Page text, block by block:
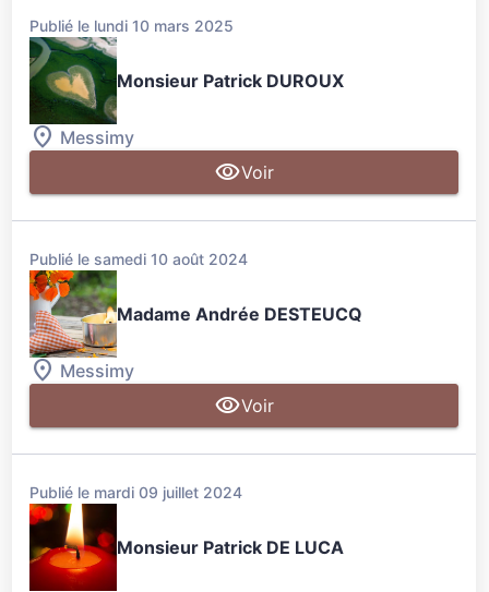
Publié le lundi 10 mars 2025
Monsieur Patrick DUROUX
Messimy
Voir
Publié le samedi 10 août 2024
Madame Andrée DESTEUCQ
Messimy
Voir
Publié le mardi 09 juillet 2024
Monsieur Patrick DE LUCA